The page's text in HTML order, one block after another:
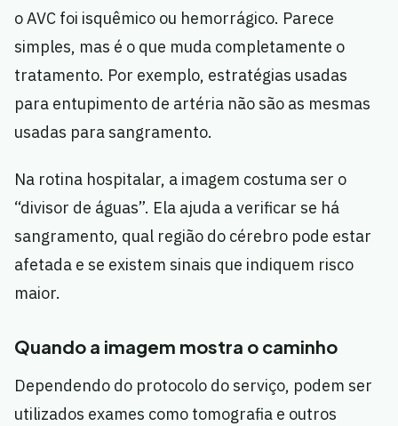
o AVC foi isquêmico ou hemorrágico. Parece
simples, mas é o que muda completamente o
tratamento. Por exemplo, estratégias usadas
para entupimento de artéria não são as mesmas
usadas para sangramento.
Na rotina hospitalar, a imagem costuma ser o
“divisor de águas”. Ela ajuda a verificar se há
sangramento, qual região do cérebro pode estar
afetada e se existem sinais que indiquem risco
maior.
Quando a imagem mostra o caminho
Dependendo do protocolo do serviço, podem ser
utilizados exames como tomografia e outros